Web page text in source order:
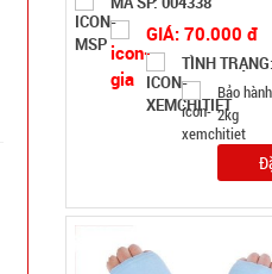
MÃ SP: 005066
GIÁ: 5.900 đ
TÌNH
Bảo
0.3kg